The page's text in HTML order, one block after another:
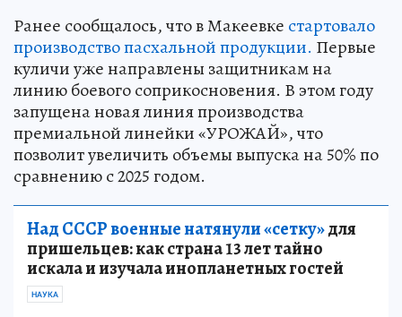
Ранее сообщалось, что в Макеевке стартовало
производство пасхальной продукции. Первые
куличи уже направлены защитникам на
линию боевого соприкосновения. В этом году
запущена новая линия производства
премиальной линейки «УРОЖАЙ», что
позволит увеличить объемы выпуска на 50% по
сравнению с 2025 годом.
Над СССР военные натянули «сетку»для
пришельцев: как страна 13 лет тайно
искала и изучала инопланетных гостей
НАУКА